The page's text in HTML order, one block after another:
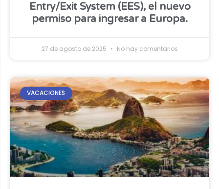
Entry/Exit System (EES), el nuevo
permiso para ingresar a Europa.
27 de agosto de 2025 No hay comentarios
VACACIONES